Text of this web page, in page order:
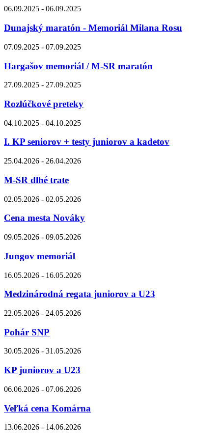
06.09.2025 - 06.09.2025
Dunajský maratón - Memoriál Milana Rosu
07.09.2025 - 07.09.2025
Hargašov memoriál / M-SR maratón
27.09.2025 - 27.09.2025
Rozlúčkové preteky
04.10.2025 - 04.10.2025
I. KP seniorov + testy juniorov a kadetov
25.04.2026 - 26.04.2026
M-SR dlhé trate
02.05.2026 - 02.05.2026
Cena mesta Nováky
09.05.2026 - 09.05.2026
Jungov memoriál
16.05.2026 - 16.05.2026
Medzinárodná regata juniorov a U23
22.05.2026 - 24.05.2026
Pohár SNP
30.05.2026 - 31.05.2026
KP juniorov a U23
06.06.2026 - 07.06.2026
Veľká cena Komárna
13.06.2026 - 14.06.2026